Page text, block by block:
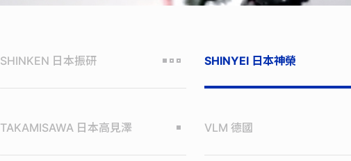
SHINKEN 日本振研 SHINYEI 日本神榮
TAKAMISAWA 日本高見澤 VLM 德國